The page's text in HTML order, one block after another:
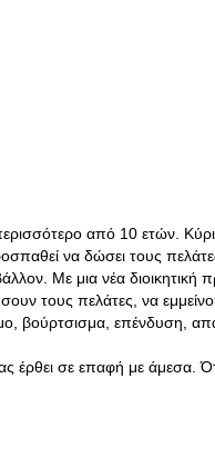
από 10 ετών.
να δώσει τους
Με μια νέα διοικητική
τους πελάτες, να
βούρτσισμα, επένδυση,
έρθει σε επαφή με άμεσα.